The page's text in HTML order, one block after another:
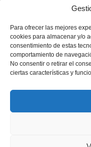
Para ofrecer las mejores
cookies para almacenar y/o
consentimiento de estas
comportamiento de
No consentir o retirar el
ciertas características y
Junio 2015
Nº 87
Ver más